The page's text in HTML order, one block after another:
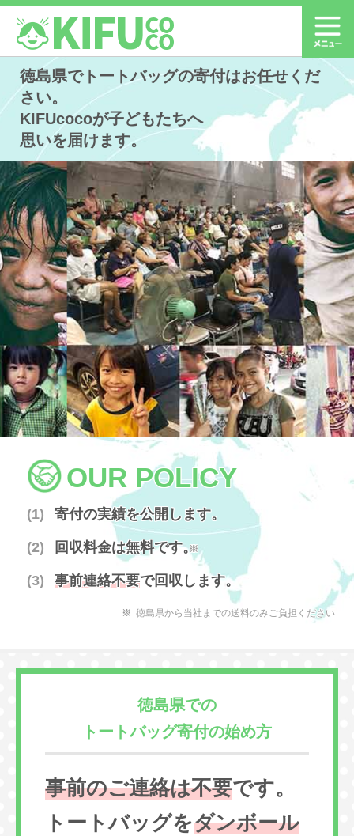
徳島県でトートバッグの寄付はお任せくだ
さい。
KIFUcocoが子どもたちへ
思いを届けます。
OUR POLICY
寄付の実績を公開します。
回収料金は無料です。
※
事前連絡不要で回収します。
徳島県から当社までの送料のみご負担ください
徳島県での
トートバッグ寄付の始め方
事前のご連絡は不要です。
トートバッグをダンボール